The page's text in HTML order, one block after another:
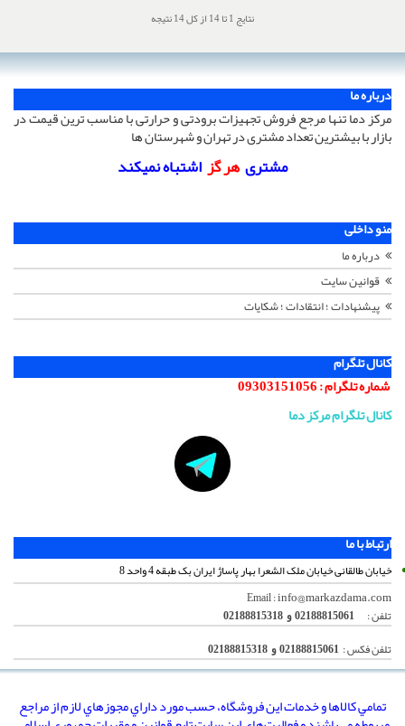
نتایج 1 تا 14 از کل 14 نتیجه
درباره ما
مرکز دما تنها مرجع فروش تجهیزات برودتی و حرارتی با مناسب ترین قیمت در
بازار با بیشترین تعداد مشتری در تهران و شهرستان ها
مشتریهر گزاشتباه نمیکند
منو داخلی
درباره ما
قوانین سایت
پیشنهادات ؛ انتقادات ؛ شکایات
کانال تلگرام
شماره تلگرام :09303151056
کانال تلگرام مرکز دما
ارتباط با ما
خیابان طالقانی خیابان ملک الشعرا بهار پاساژ ایران بک طبقه 4 واحد 8
Email :info@markazdama.com
تلفن :
02188815061 و 02188815318
تلفن فکس : 02188815061 و 02188815318
تمامي كالاها و خدمات اين فروشگاه، حسب مورد داراي مجوزهاي لازم از مراجع